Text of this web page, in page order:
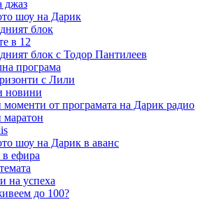
джаз
шоу на Дарик
блок
в 12
блок с Тодор Пантилеев
програма
с Лили
новини
моменти от програмата на Дарик радио
маратон
шоу на Дарик в аванс
ефира
на успеха
до 100?